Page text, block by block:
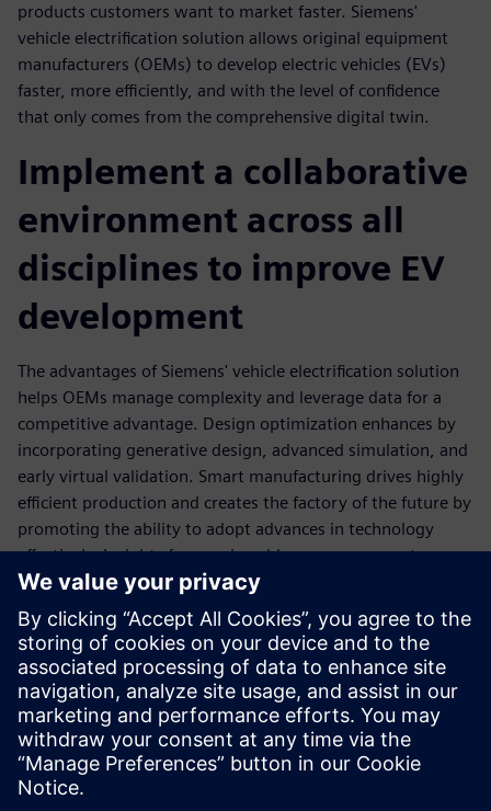
products customers want to market faster. Siemens'
vehicle electriﬁcation solution allows original equipment
manufacturers (OEMs) to develop electric vehicles (EVs)
faster, more eﬃciently, and with the level of conﬁdence
that only comes from the comprehensive digital twin.
Implement a collaborative
environment across all
disciplines to improve EV
development
The advantages of Siemens' vehicle electriﬁcation solution
helps OEMs manage complexity and leverage data for a
competitive advantage. Design optimization enhances by
incorporating generative design, advanced simulation, and
early virtual validation. Smart manufacturing drives highly
eﬃcient production and creates the factory of the future by
promoting the ability to adopt advances in technology
eﬀectively. Insights from a closed-loop management
system and the cost-efficient virtual commissioning of
assets and data enable OEMs to get it right the first time.
Download the eBook to learn how Siemens is helping
OEMs develop the next generation of safe and reliable
electric vehicles with a mass-market appeal to drive change
for mobility.
Condividi